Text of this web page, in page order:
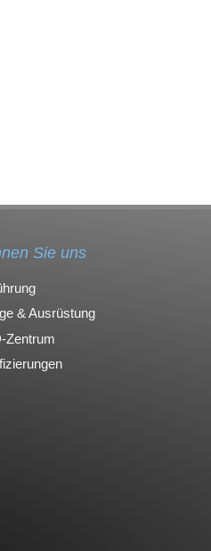
Sie uns
& Ausrüstung
Zentrum